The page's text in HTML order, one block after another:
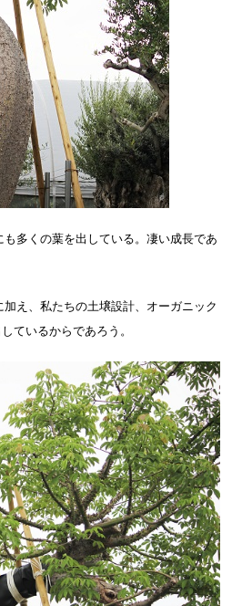
多くの葉を出している。凄い成長であ
え、私たちの土壌設計、オーガニック
ているからであろう。